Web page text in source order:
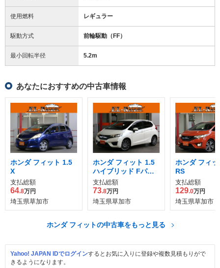
使用燃料 レギュラー
駆動方式 前輪駆動（FF）
最小回転半径 5.2m
あなたにおすすめの中古車情報
ホンダ フィット 1.5
X
支払総額
64.8万円
埼玉県草加市
ホンダ フィット 1.5
ハイブリッド Fパッ
ケージ
支払総額
73.8万円
埼玉県草加市
ホンダ フィ
RS
支払総額
129.0万円
埼玉県草加市
ホンダ フィットの中古車をもっと見る
Yahoo! JAPAN IDでログインするとお気に入りに登録や複数見積もりがで
きるようになります。